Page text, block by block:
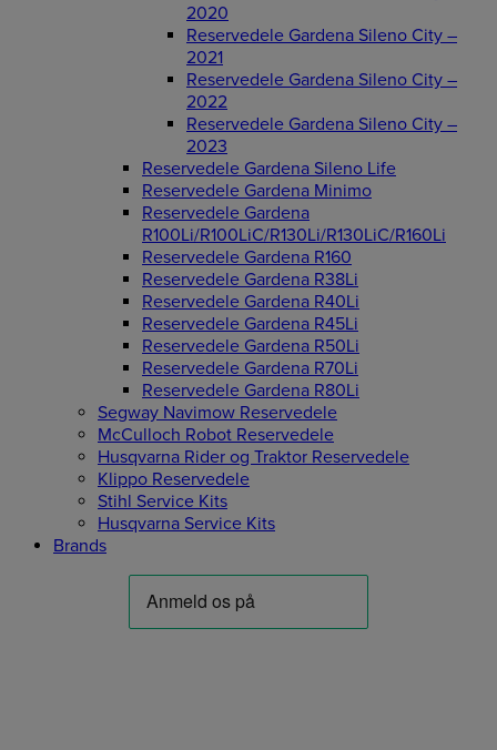
2020
Reservedele Gardena Sileno City –
2021
Reservedele Gardena Sileno City –
2022
Reservedele Gardena Sileno City –
2023
Reservedele Gardena Sileno Life
Reservedele Gardena Minimo
Reservedele Gardena
R100Li/R100LiC/R130Li/R130LiC/R160Li
Reservedele Gardena R160
Reservedele Gardena R38Li
Reservedele Gardena R40Li
Reservedele Gardena R45Li
Reservedele Gardena R50Li
Reservedele Gardena R70Li
Reservedele Gardena R80Li
Segway Navimow Reservedele
McCulloch Robot Reservedele
Husqvarna Rider og Traktor Reservedele
Klippo Reservedele
Stihl Service Kits
Husqvarna Service Kits
Brands